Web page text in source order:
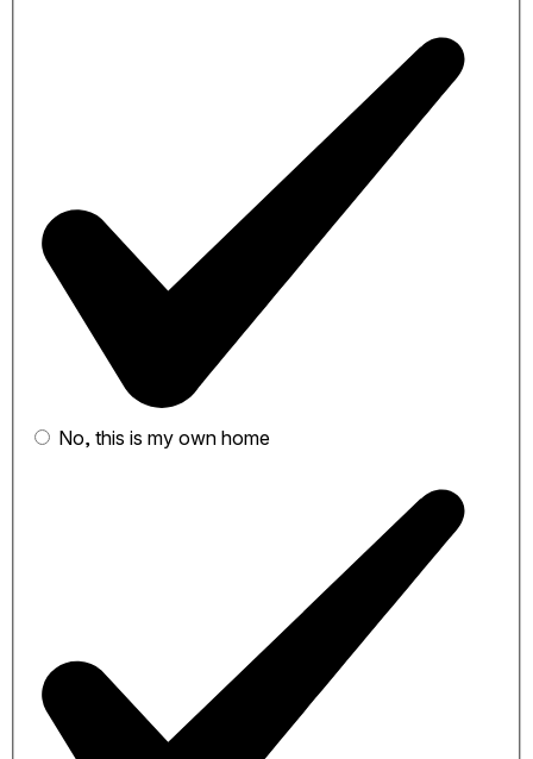
No, this is my own home